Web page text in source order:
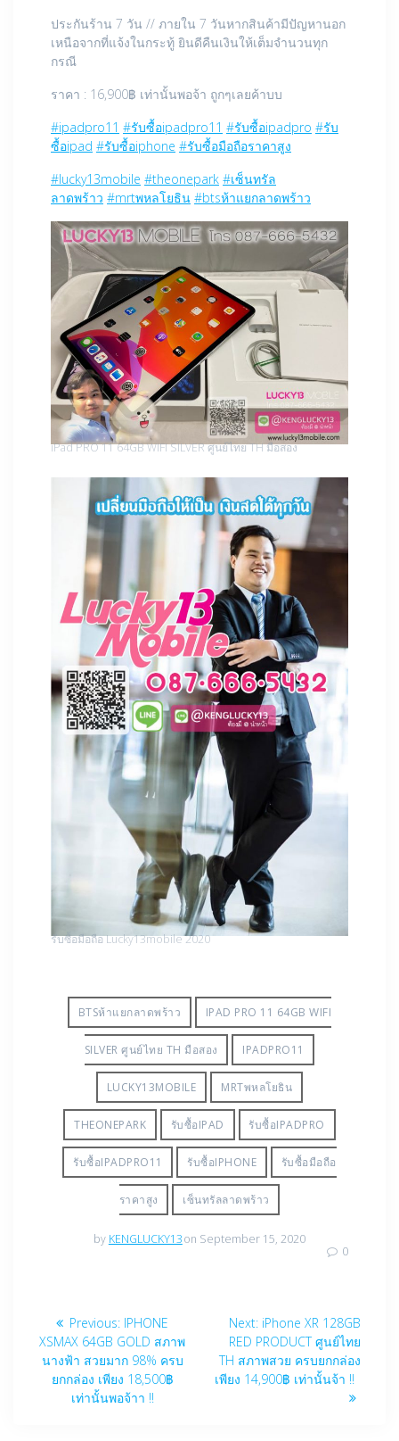
ประกันร้าน 7 วัน // ภายใน 7 วันหากสินค้ามีปัญหานอก
เหนือจากที่แจ้งในกระทู้ ยินดีคืนเงินให้เต็มจำนวนทุก
กรณี
ราคา : 16,900฿ เท่านั้นพอจ้า ถูกๆเลยค้าบบ
#ipadpro11 #รับซื้อipadpro11 #รับซื้อipadpro #รับ
ซื้อipad #รับซื้อiphone #รับซื้อมือถือราคาสูง
#lucky13mobile #theonepark #เซ็นทรัล
ลาดพร้าว #mrtพหลโยธิน #btsห้าแยกลาดพร้าว
iPad PRO 11 64GB WIFI SILVER ศูนย์ไทย TH มือสอง
รับซื้อมือถือ Lucky13mobile 2020
BTSห้าแยกลาดพร้าว IPAD PRO 11 64GB WIFI
SILVER ศูนย์ไทย TH มือสอง IPADPRO11
LUCKY13MOBILE MRTพหลโยธิน
THEONEPARK รับซื้อIPAD รับซื้อIPADPRO
รับซื้อIPADPRO11 รับซื้อIPHONE รับซื้อมือถือ
ราคาสูง เซ็นทรัลลาดพร้าว
by KENGLUCKY13on September 15, 2020
0
Post
navigation
Previous: Previous
post:
IPHONE
XSMAX 64GB GOLD สภาพ
นางฟ้า สวยมาก 98% ครบ
ยกกล่อง เพียง 18,500฿
เท่านั้นพอจ้าา !!
Next: Next
post:
iPhone XR 128GB
RED PRODUCT ศูนย์ไทย
TH สภาพสวย ครบยกกล่อง
เพียง 14,900฿ เท่านั้นจ้า !!